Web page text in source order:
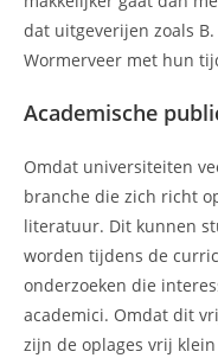
dat uitgeverijen zoals
Wormerveer met hun
Academische
Omdat universiteiten
branche die zich richt
literatuur. Dit kunnen
worden tijdens de
onderzoeken die
academici. Omdat dit
zijn de oplages vrij